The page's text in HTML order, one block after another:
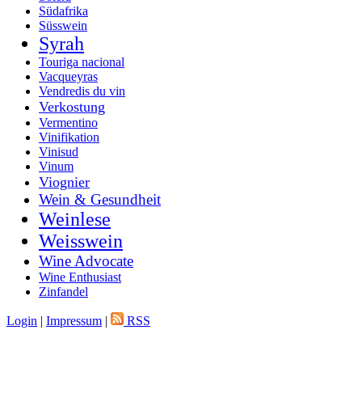
Südafrika
Süsswein
Syrah
Touriga nacional
Vacqueyras
Vendredis du vin
Verkostung
Vermentino
Vinifikation
Vinisud
Vinum
Viognier
Wein & Gesundheit
Weinlese
Weisswein
Wine Advocate
Wine Enthusiast
Zinfandel
Login | Impressum | RSS